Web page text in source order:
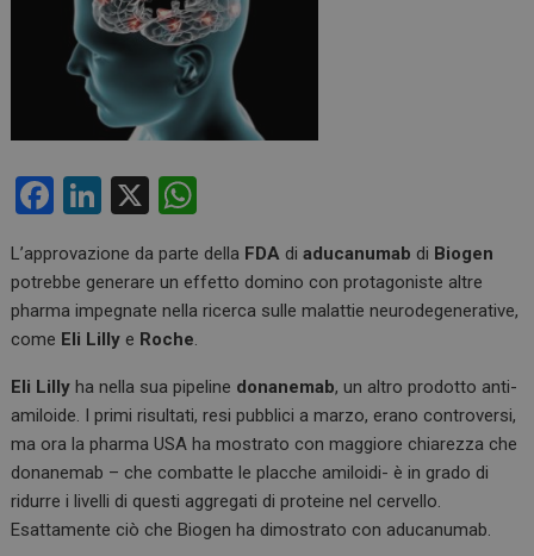
F
ce
b
o
o
k
Li
ke
dI
n
X
at
s
p
p
L’approvazione da parte della FDA diaducanumab di Biogen
potrebbe generare un effetto domino con protagoniste altre
pharma impegnate nella ricerca sulle malattie neurodegenerative,
come Eli Lilly e Roche.
Eli Lilly ha nella sua pipeline donanemab, un altro prodotto anti-
amiloide. I primi risultati, resi pubblici a marzo, erano controversi,
ma ora la pharma USA ha mostrato con maggiore chiarezza che
donanemab – che combatte le placche amiloidi- è in grado di
ridurre i livelli di questi aggregati di proteine nel cervello.
Esattamente ciò che Biogen ha dimostrato con aducanumab.